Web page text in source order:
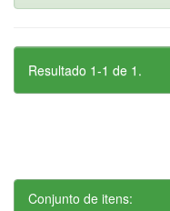
Resultado 1-1 de 1.
Conjunto de itens: